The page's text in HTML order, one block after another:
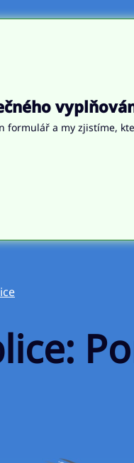
formulář a my zjistíme,